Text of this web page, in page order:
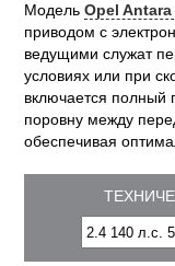
МодельOpel
приводом с
ведущими служат
условиях или при
включается полный
поровну между
обеспечивая